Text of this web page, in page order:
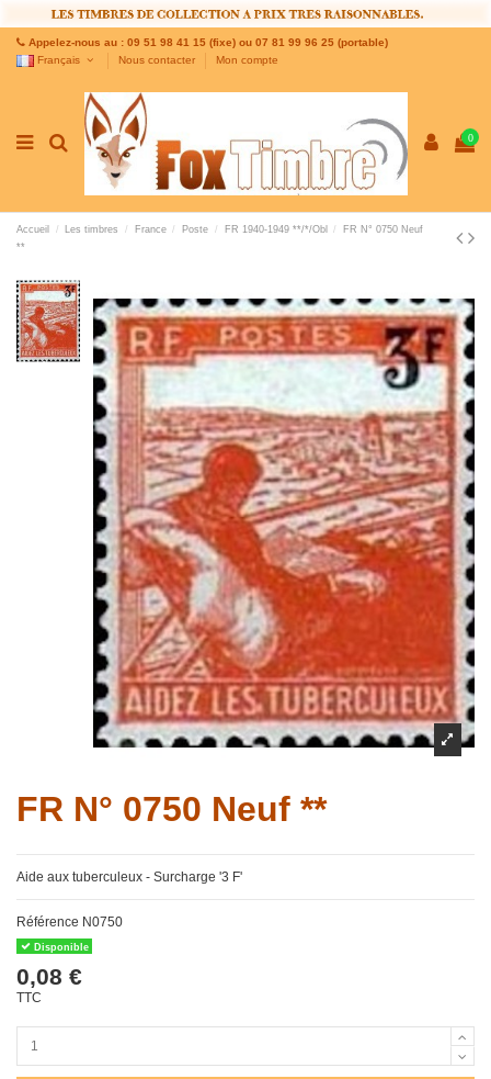
Appelez-nous au : 09 51 98 41 15 (fixe) ou 07 81 99 96 25 (portable)
Français
Nous contacter Mon compte
0
Accueil Les timbres France Poste FR 1940-1949 **/*/Obl
FR N° 0750 Neuf
**
FR N° 0750 Neuf **
Aide aux tuberculeux - Surcharge '3 F'
Référence N0750
Disponible
0,08 €
TTC